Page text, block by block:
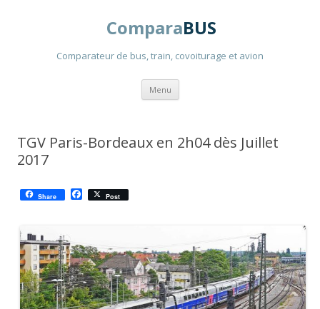
ComparaBUS
Comparateur de bus, train, covoiturage et avion
Menu Aller
contenu
TGV Paris-Bordeaux en 2h04 dès Juillet
2017
Share
a
o
o
k
Post